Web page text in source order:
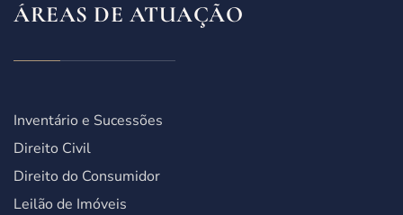
ÁREAS DE ATUAÇÃO
Inventário e Sucessões
Direito Civil
Direito do Consumidor
Leilão de Imóveis